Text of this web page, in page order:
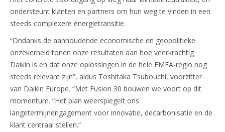
ondersteunt klanten en partners om hun weg te vinden in een
steeds complexere energietransitie.
“Ondanks de aanhoudende economische en geopolitieke
onzekerheid tonen onze resultaten aan hoe veerkrachtig
Daikin is en dat onze oplossingen in de hele EMEA-regio nog
steeds relevant zijn”, aldus Toshitaka Tsubouchi, voorzitter
van Daikin Europe. “Met Fusion 30 bouwen we voort op dit
momentum. “Het plan weerspiegelt ons
langetermijnengagement voor innovatie, decarbonisatie en de
klant centraal stellen.”